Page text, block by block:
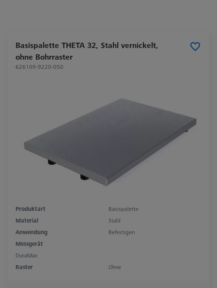
Basispalette THETA 32, Stahl vernickelt,
ohne Bohrraster
626109-9220-050
Produktart
Basispalette
Material
Stahl
Anwendung
Befestigen
Messgerät
DuraMax
Raster
Ohne